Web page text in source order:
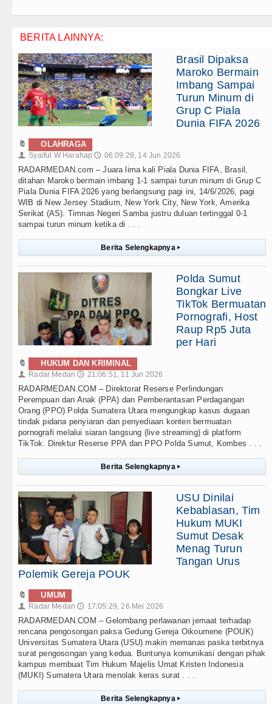
BERITA LAINNYA:
Brasil Dipaksa
Maroko Bermain
Imbang Sampai
Turun Minum di
Grup C Piala
Dunia FIFA 2026
🔖 OLAHRAGA
👤 Syaiful W Harahap 🕔 06:09:28, 14 Jun 2026
RADARMEDAN.com – Juara lima kali Piala Dunia FIFA, Brasil,
ditahan Maroko bermain imbang 1-1 sampai turun minum di Grup C
Piala Dunia FIFA 2026 yang berlangsung pagi ini, 14/6/2026, pagi
WIB di New Jersey Stadium, New York City, New York, Amerika
Serikat (AS). Timnas Negeri Samba justru duluan tertinggal 0-1
sampai turun minum ketika di . . .
Berita Selengkapnya ▸
Polda Sumut
Bongkar Live
TikTok Bermuatan
Pornografi, Host
Raup Rp5 Juta
per Hari
🔖 HUKUM DAN KRIMINAL
👤 Radar Medan 🕔 21:06:51, 11 Jun 2026
RADARMEDAN.COM – Direktorat Reserse Perlindungan
Perempuan dan Anak (PPA) dan Pemberantasan Perdagangan
Orang (PPO) Polda Sumatera Utara mengungkap kasus dugaan
tindak pidana penyiaran dan penyediaan konten bermuatan
pornografi melalui siaran langsung (live streaming) di platform
TikTok. Direktur Reserse PPA dan PPO Polda Sumut, Kombes . . .
Berita Selengkapnya ▸
USU Dinilai
Kebablasan, Tim
Hukum MUKI
Sumut Desak
Menag Turun
Tangan Urus
Polemik Gereja POUK
🔖 UMUM
👤 Radar Medan 🕔 17:05:29, 26 Mei 2026
RADARMEDAN.COM – Gelombang perlawanan jemaat terhadap
rencana pengosongan paksa Gedung Gereja Oikoumene (POUK)
Universitas Sumatera Utara (USU) makin memanas paska terbitnya
surat pengosongan yang kedua. Buntunya komunikasi dengan pihak
kampus membuat Tim Hukum Majelis Umat Kristen Indonesia
(MUKI) Sumatera Utara menolak keras surat . . .
Berita Selengkapnya ▸